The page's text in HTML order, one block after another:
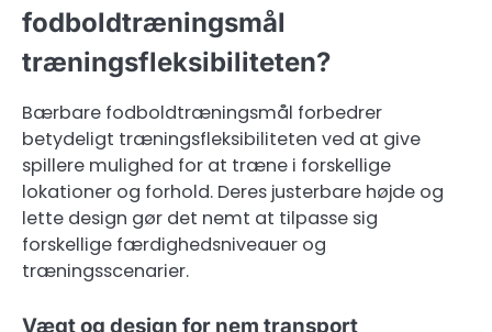
fodboldtræningsmål
træningsfleksibiliteten?
Bærbare fodboldtræningsmål forbedrer
betydeligt træningsfleksibiliteten ved at give
spillere mulighed for at træne i forskellige
lokationer og forhold. Deres justerbare højde og
lette design gør det nemt at tilpasse sig
forskellige færdighedsniveauer og
træningsscenarier.
Vægt og design for nem transport